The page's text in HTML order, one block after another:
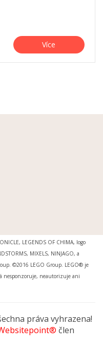
Více
LEGENDS OF CHIMA, logo
MIXELS, NINJAGO, a
©2016 LEGO Group. LEGO® je
nesponzoruje, neautorizuje ani
práva vyhrazena!
člen